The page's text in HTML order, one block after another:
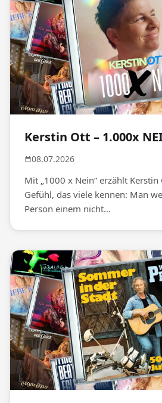
Kerstin Ott – 1.000x
08.07.2026
Mit „1000 x Nein“ erzählt
Gefühl, das viele kennen: Man
Person einem nicht...